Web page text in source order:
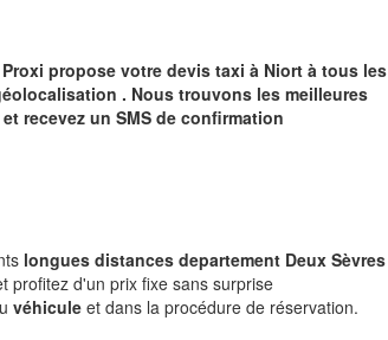
propose votre devis taxi à Niort à tous les
. Nous trouvons les meilleures
recevez un SMS de confirmation
longues distances departement Deux Sèvres
profitez d'un prix fixe sans surprise
véhicule et dans la procédure de réservation.